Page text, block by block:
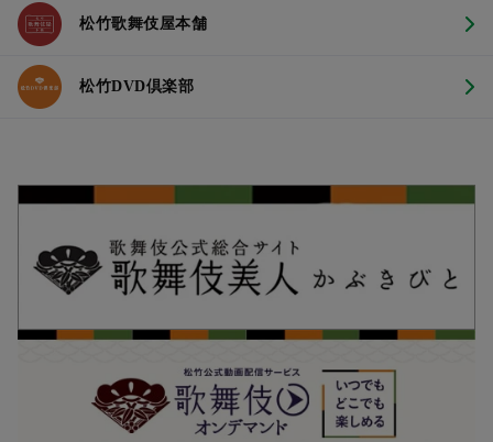
松竹歌舞伎屋本舗
松竹DVD倶楽部